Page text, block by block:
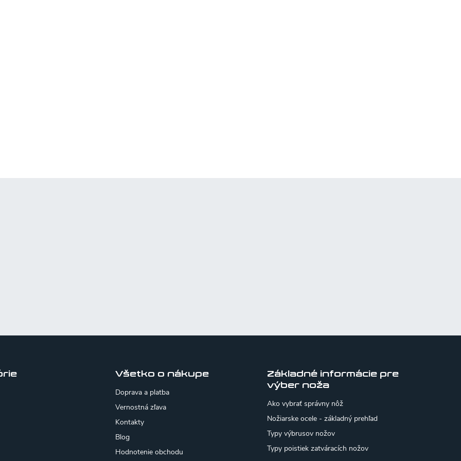
Všetko o nákupe
Doprava a platba
Vernostná zľava
Kontakty
Blog
Hodnotenie obchodu
Základné informácie pre
výber noža
Ako vybrať správny nôž
Nožiarske ocele - základný prehľad
Typy výbrusov nožov
Typy poistiek zatváracích nožov